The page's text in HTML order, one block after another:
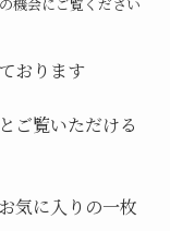
おります
ご覧いただける
気に入りの一枚